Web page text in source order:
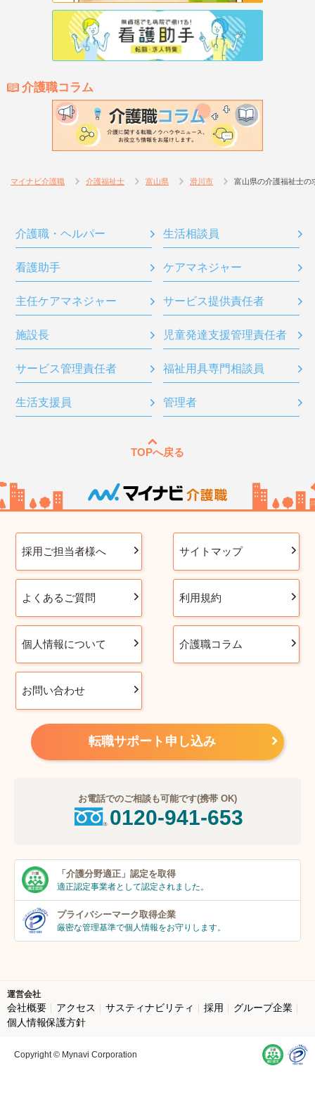
介護職コラム
マイナビ介護職 介護福祉士 富山県 滑川市 富山県の介護福祉士の
介護職・ヘルパー 生活相談員
看護助手 ケアマネジャー
主任ケアマネジャー サービス提供責任者
施設長 児童発達支援管理責任者
サービス管理責任者 福祉用具専門相談員
生活支援員 管理者
TOPへ戻る
採用ご担当者様へ サイトマップ
よくあるご質問 利用規約
個人情報について 介護職コラム
お問い合わせ
転職サポート申し込み
お電話でのご相談も可能です(携帯 OK)
0120-941-653
「介護分野適正」 認定を取得
適正認定事業者として認定されました。
プライバシーマーク取得企業
厳密な管理基準で個人情報をお守りします。
運営会社
会社概要 アクセス サスティナビリティ 採用
グループ企業
個人情報保護方針
Copyright © Mynavi Corporation